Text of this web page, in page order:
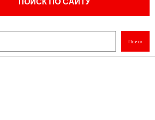
ПОИСК ПО САЙТУ
Поиск